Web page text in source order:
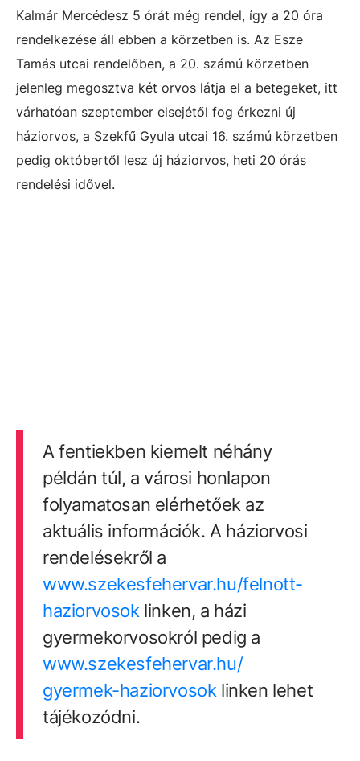
Kalmár Mercédesz 5 órát még rendel, így a 20 óra
rendelkezése áll ebben a körzetben is. Az Esze
Tamás utcai rendelőben, a 20. számú körzetben
jelenleg megosztva két orvos látja el a betegeket, itt
várhatóan szeptember elsejétől fog érkezni új
háziorvos, a Szekfű Gyula utcai 16. számú körzetben
pedig októbertől lesz új háziorvos, heti 20 órás
rendelési idővel.
A fentiekben kiemelt néhány
példán túl, a városi honlapon
folyamatosan elérhetőek az
aktuális információk. A háziorvosi
rendelésekről a
www.szekesfehervar.hu/felnott-
haziorvosok linken, a házi
gyermekorvosokról pedig a
www.szekesfehervar.hu/
gyermek-haziorvosok linken lehet
tájékozódni.